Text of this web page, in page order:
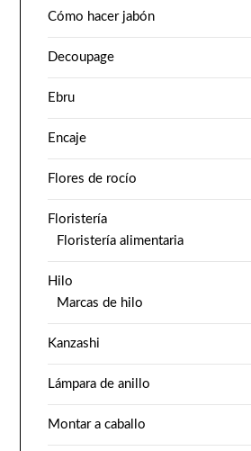
Cómo hacer jabón
Decoupage
Ebru
Encaje
Flores de rocío
Floristería
Floristería alimentaria
Hilo
Marcas de hilo
Kanzashi
Lámpara de anillo
Montar a caballo